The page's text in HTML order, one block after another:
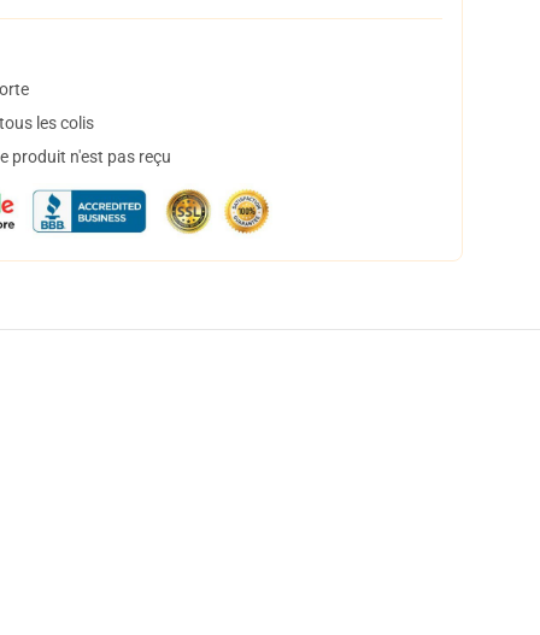
les colis
produit n'est pas reçu